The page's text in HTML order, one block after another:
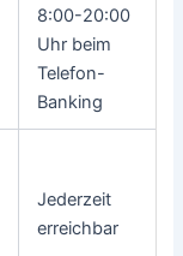
8:00-20:00
Uhr beim
Telefon-
Banking
Jederzeit
erreichbar